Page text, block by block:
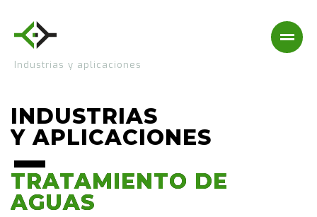
Industrias y aplicaciones
INDUSTRIAS
Y APLICACIONES
TRATAMIENTO DE
AGUAS
TRATAMIENTO DE
AGUAS